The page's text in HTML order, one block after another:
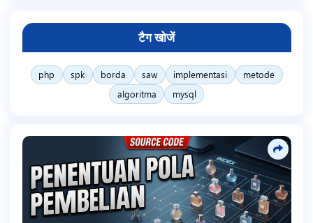
टैग खोजें
php spk borda saw implementasi
metode
algoritma
mysql